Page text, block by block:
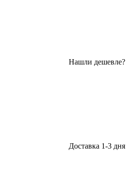
Нашли дешевле?
Доставка 1-3 дня